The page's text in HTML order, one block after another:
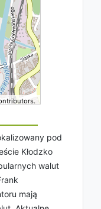
pod
Kłodzko
walut
mają